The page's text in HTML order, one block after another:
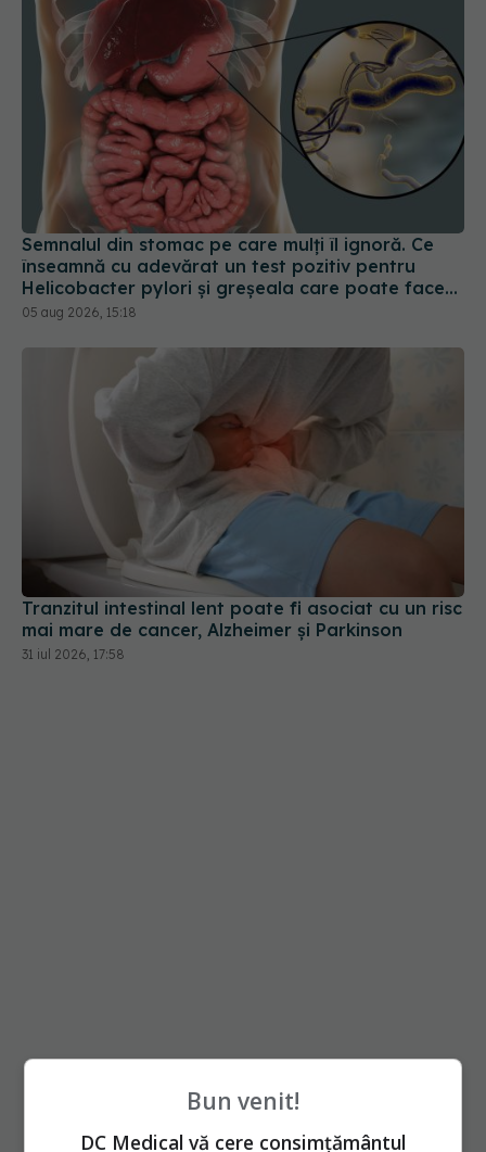
Semnalul din stomac pe care mulți îl ignoră. Ce
înseamnă cu adevărat un test pozitiv pentru
Helicobacter pylori și greșeala care poate face
tratamentul mult mai dificil
05 aug 2026, 15:18
Tranzitul intestinal lent poate fi asociat cu un risc
mai mare de cancer, Alzheimer și Parkinson
31 iul 2026, 17:58
Bun venit!
DC Medical vă cere consimțământul